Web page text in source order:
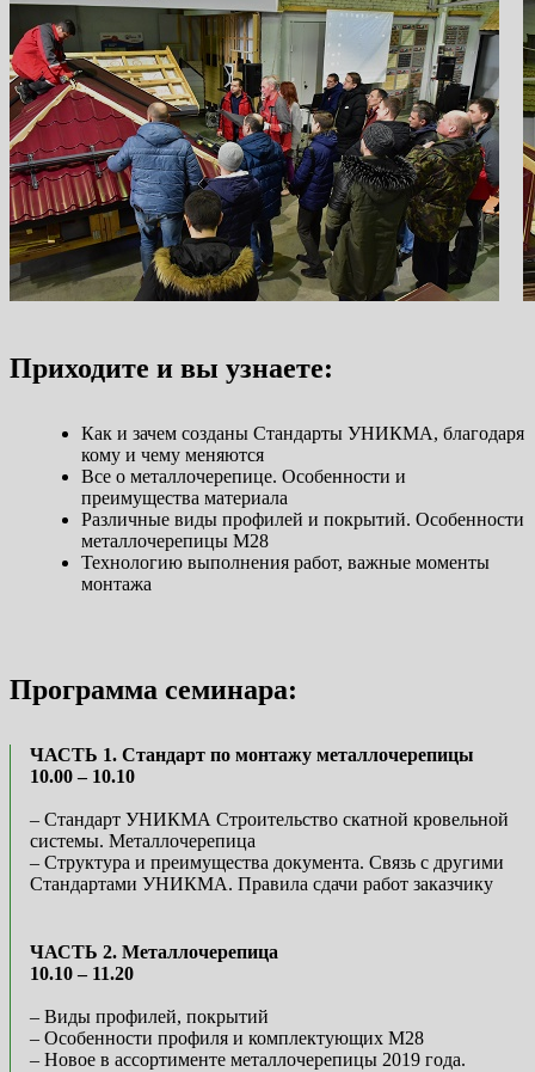
Приходите и вы узнаете:
Как и зачем созданы Стандарты УНИКМА, благодаря
кому и чему меняются
Все о металлочерепице. Особенности и
преимущества материала
Различные виды профилей и покрытий. Особенности
металлочерепицы М28
Технологию выполнения работ, важные моменты
монтажа
Программа семинара:
ЧАСТЬ 1. Стандарт по монтажу металлочерепицы
10.00 – 10.10
– Стандарт УНИКМА Строительство скатной кровельной
системы. Металлочерепица
– Структура и преимущества документа. Связь с другими
Стандартами УНИКМА. Правила сдачи работ заказчику
ЧАСТЬ 2. Металлочерепица
10.10 – 11.20
– Виды профилей, покрытий
– Особенности профиля и комплектующих М28
– Новое в ассортименте металлочерепицы 2019 года.